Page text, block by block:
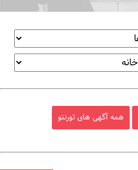
همه آگهی های تورنتو